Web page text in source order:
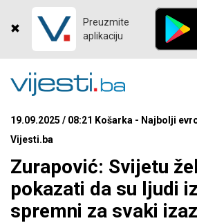
Preuzmite
aplikaciju
19.09.2025 / 08:21 Košarka - Najbolji
Vijesti.ba
Zurapović: Svijetu
pokazati da su ljudi
spremni za svaki